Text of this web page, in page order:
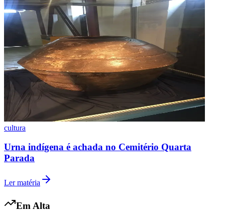
Botafogo
cultura
Urna indígena é achada no Cemitério Quarta
Parada
Ler matéria
Em Alta